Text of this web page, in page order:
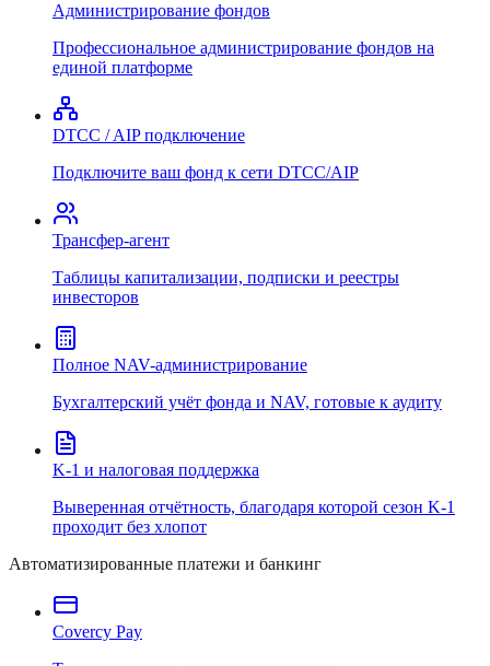
Администрирование фондов
Профессиональное администрирование фондов на
единой платформе
DTCC / AIP подключение
Подключите ваш фонд к сети DTCC/AIP
Трансфер-агент
Таблицы капитализации, подписки и реестры
инвесторов
Полное NAV-администрирование
Бухгалтерский учёт фонда и NAV, готовые к аудиту
K-1 и налоговая поддержка
Выверенная отчётность, благодаря которой сезон K-1
проходит без хлопот
Автоматизированные платежи и банкинг
Covercy Pay